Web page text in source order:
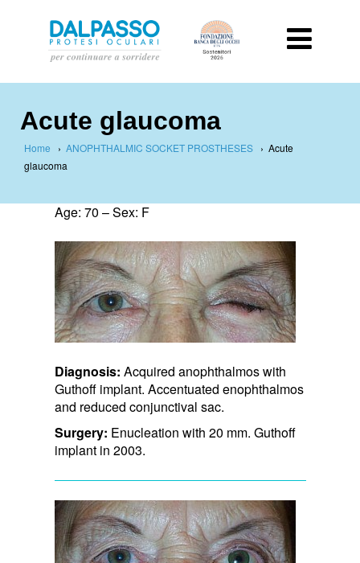
Acute glaucoma
Home › ANOPHTHALMIC SOCKET PROSTHESES › Acute
glaucoma
Age: 70 – Sex: F
Diagnosis: Acquired anophthalmos with
Guthoff implant. Accentuated enophthalmos
and reduced conjunctival sac.
Surgery: Enucleation with 20 mm. Guthoff
implant in 2003.